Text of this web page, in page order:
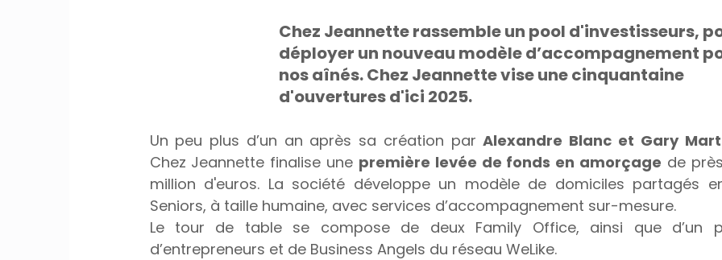
Chez Jeannette rassemble un pool d'investisseurs,
déployer un nouveau modèle d’accompagnement
nos aînés. Chez Jeannette vise une cinquantaine
d'ouvertures d'ici 2025.
Un peu plus d’un an après sa création par Alexandre Blanc et Gary
Chez Jeannette finalise une première levée de fonds en amorçage de près
million d'euros. La société développe un modèle de domiciles partagés
Seniors, à taille humaine, avec services d’accompagnement sur-mesure.
Le tour de table se compose de deux Family Office, ainsi que d’un
d’entrepreneurs et de Business Angels du réseau WeLike.